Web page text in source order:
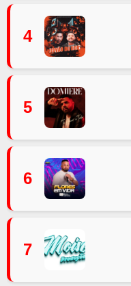
4
5
6
7